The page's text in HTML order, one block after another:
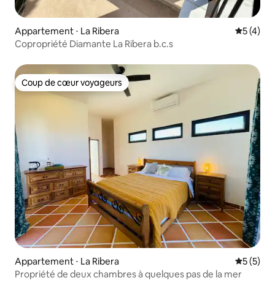
Appartement ⋅ La Ribera
5 (4)
Copropriété Diamante La Ribera b.c.s
Coup de cœur voyageurs
Coup de cœur voyageurs
Appartement ⋅ La Ribera
5 (5)
Propriété de deux chambres à quelques pas de la mer